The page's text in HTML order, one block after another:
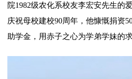
院1982级农化系校友李宏安先生的
庆祝母校建校90周年，他慷慨捐资
助学金，用赤子之心为学弟学妹的